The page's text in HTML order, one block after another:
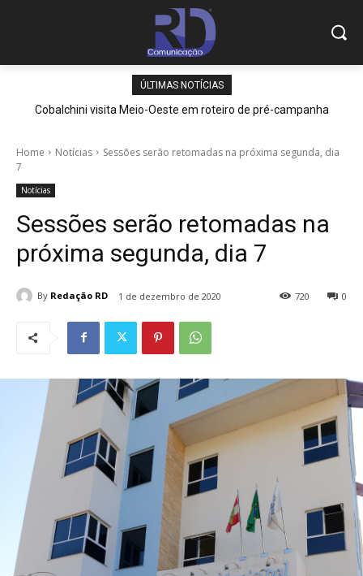
ÚLTIMAS NOTÍCIAS
Cobalchini visita Meio-Oeste em roteiro de pré-campanha
Home Notícias
Sessões serão retomadas na próxima segunda, dia
7
Notícias
Sessões serão retomadas na
próxima segunda, dia 7
By Redação RD 1 de dezembro de 2020 0
720